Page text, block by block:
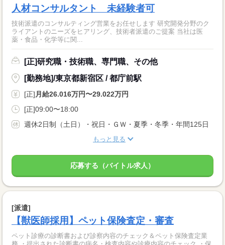
人材コンサルタント 未経験者可
技術派遣のコンサルティング営業をお任せします 研究開発分野のク
ライアントのニーズをヒアリング、技術者派遣のご提案 当社は医
薬・食品・化学等に関...
[正]研究職・技術職、専門職、その他
[勤務地]/東京都新宿区 / 都庁前駅
[正] 月給26.016万円〜29.022万円
[正]09:00〜18:00
週休2日制（土日）・祝日・ＧＷ・夏季・冬季・年間125日
もっと見る
応募する（バイトル求人）
[派遣]
【獣医師採用】ペット保険査定・審査
ペット診療の診断書および診察内容のチェック＆ペット保険査定業